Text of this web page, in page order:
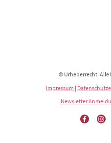
© Urheberrecht. Alle
Impressum |
Newsletter